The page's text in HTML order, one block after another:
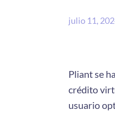
julio 11,
Pliant se
crédito
usuario